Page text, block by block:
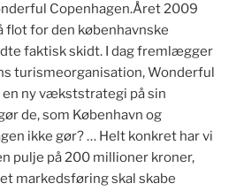
Copenhagen.Året 2009
flot for den københavnske
faktisk skidt. I dag fremlægger
turismeorganisation, Wonderful
ny vækststrategi på sin
de, som København og
ikke gør? … Helt konkret har vi
pulje på 200 millioner kroner,
markedsføring skal skabe